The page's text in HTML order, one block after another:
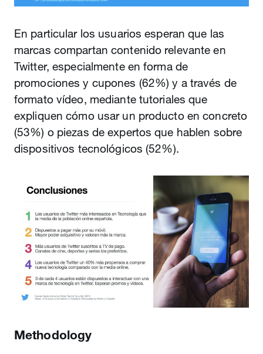
En particular los usuarios esperan que las
marcas compartan contenido relevante en
Twitter, especialmente en forma de
promociones y cupones (62%) y a través de
formato vídeo, mediante tutoriales que
expliquen cómo usar un producto en concreto
(53%) o piezas de expertos que hablen sobre
dispositivos tecnológicos (52%).
Methodology